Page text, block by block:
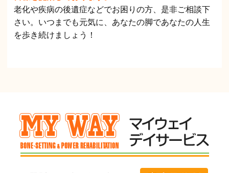
老化や疾病の後遺症などでお困りの方、是非ご相談下
さい。いつまでも元気に、あなたの脚であなたの人生
を歩き続けましょう！